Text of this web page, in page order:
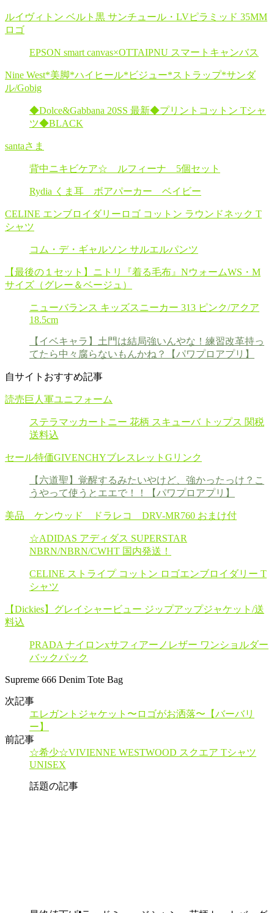
ルイヴィトン ベルト黒 サンチュール・LVピラミッド 35MM
ロゴ
EPSON smart canvas×OTTAIPNU スマートキャンバス
Nine West*美脚*ハイヒール*ビジュー*ストラップ*サンダ
ル/Gobig
◆Dolce&Gabbana 20SS 最新◆プリントコットン Tシャ
ツ◆BLACK
santaさま
背中ニキビケア☆ ルフィーナ 5個セット
Rydia くま耳 ボアパーカー ベイビー
CELINE エンブロイダリーロゴ コットン ラウンドネック T
シャツ
コム・デ・ギャルソン サルエルパンツ
【最後の１セット】ニトリ『着る毛布』NウォームWS・M
サイズ（グレー＆ベージュ）
ニューバランス キッズスニーカー 313 ピンク/アクア
18.5cm
【イベキャラ】土門は結局強いんやな！練習改革持っ
てたら中々腐らないもんかね？【パワプロアプリ】
自サイトおすすめ記事
読売巨人軍ユニフォーム
ステラマッカートニー 花柄 スキューバ トップス 関税
送料込
セール特価GIVENCHYブレスレットGリンク
【六道聖】覚醒するみたいやけど、強かったっけ？こ
うやって使うとエエで！！【パワプロアプリ】
美品 ケンウッド ドラレコ DRV-MR760 おまけ付
☆ADIDAS アディダス SUPERSTAR
NBRN/NBRN/CWHT 国内発送！
CELINE ストライプ コットン ロゴエンブロイダリー T
シャツ
【Dickies】グレイシャービュー ジップアップジャケット/送
料込
PRADA ナイロンxサフィアーノレザー ワンショルダー
バックパック
Supreme 666 Denim Tote Bag
次記事
エレガントジャケット〜ロゴがお洒落〜【バーバリ
ー】
前記事
☆希少☆VIVIENNE WESTWOOD スクエア Tシャツ
UNISEX
話題の記事